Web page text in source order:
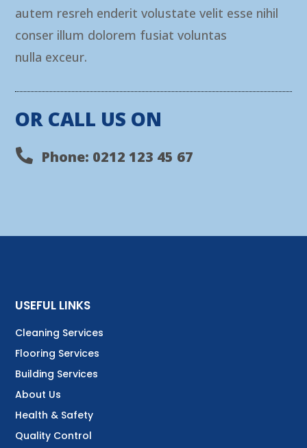
autem resreh enderit volustate velit esse nihil
conser illum dolorem fusiat voluntas
nulla exceur.
OR CALL US ON
 Phone: 0212 123 45 67
USEFUL LINKS
Cleaning Services
Flooring Services
Building Services
About Us
Health & Safety
Quality Control